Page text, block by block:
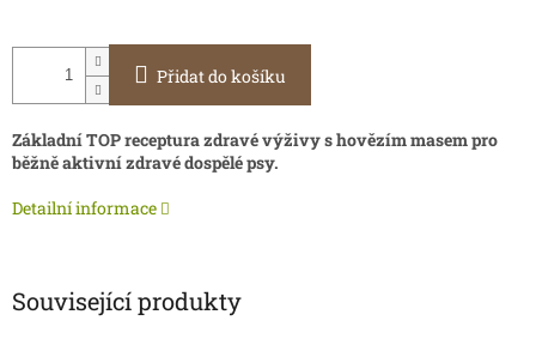
Přidat do košíku
Základní TOP receptura zdravé výživy s hovězím masem pro
běžně aktivní zdravé dospělé psy.
Detailní informace
Související produkty